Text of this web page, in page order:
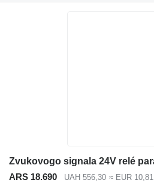
ARS 18.690 UAH 556,30 ≈ EUR 10,81